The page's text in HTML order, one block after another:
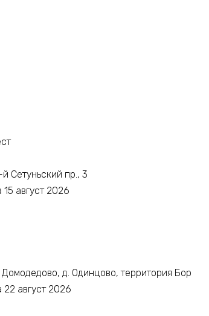
Сетуньский пр., 3
август 2026
д. Одинцово, территория Бор
22 август 2026